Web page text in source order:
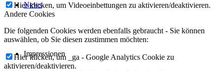
News
Impressionen
Hier klicken, um Videoeinbettungen zu aktivieren/deaktivieren.
Andere Cookies
Die folgenden Cookies werden ebenfalls gebraucht - Sie können
auswählen, ob Sie diesen zustimmen möchten:
Hier klicken, um _ga - Google Analytics Cookie zu
aktivieren/deaktivieren.